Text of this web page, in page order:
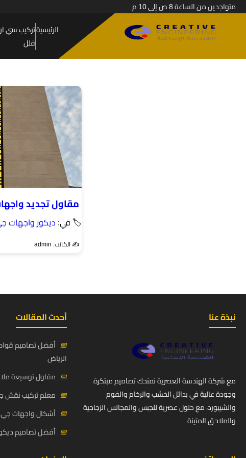
متواجدين من الساعة 8 ص إلى 10 م
الرئيسيةتركيب سي
فلل
مقاول تجديد
🏷 في: ديكور واجهات
✍️ الكاتب: admin
نبذة عنا
مع شركة الهندسة العصرية نمنحك تصاميم مبتكرة
وجودة عالية في بدائل الخشب والرخام والفوم
والشيبورد، مع حلول عصرية للجبس والمجالس الزجاجية
والملاحق المتينة.
أحدث المقالات
📅 أفضل تصاميم
الرياض
📅 مقاول توسيعة
📅 معلم تركيب نقش
📅 أشكال واجهات جي
📅 أفضل تصاميم